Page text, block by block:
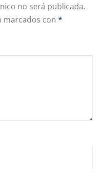
no será publicada.
marcados con *